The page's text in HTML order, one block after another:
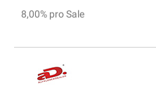
8,00% pro Sale